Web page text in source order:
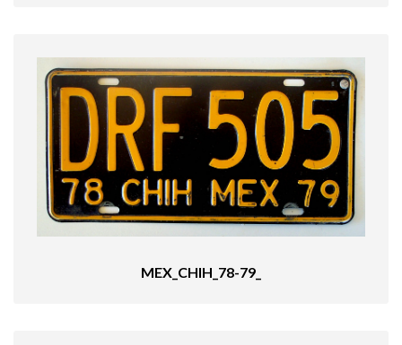
MEX_CHIH_78-79_